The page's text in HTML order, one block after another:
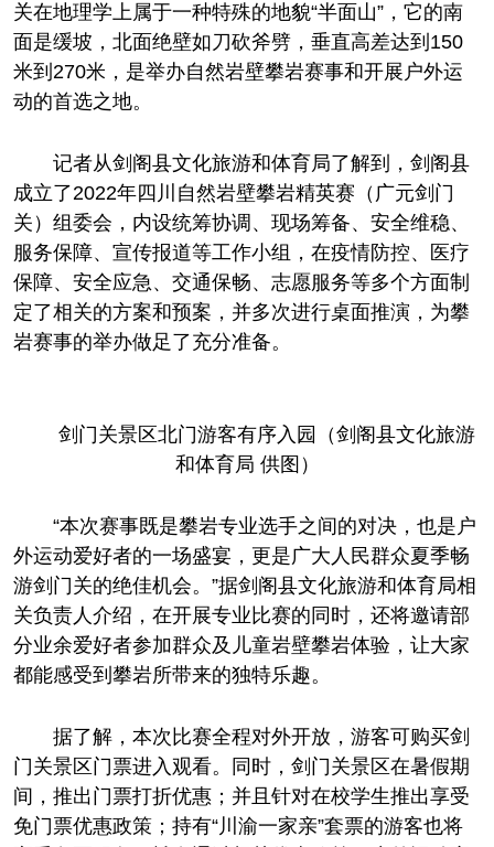
关在地理学上属于一种特殊的地貌“半面山”，它的南
面是缓坡，北面绝壁如刀砍斧劈，垂直高差达到150
米到270米，是举办自然岩壁攀岩赛事和开展户外运
动的首选之地。
记者从剑阁县文化旅游和体育局了解到，剑阁县
成立了2022年四川自然岩壁攀岩精英赛（广元剑门
关）组委会，内设统筹协调、现场筹备、安全维稳、
服务保障、宣传报道等工作小组，在疫情防控、医疗
保障、安全应急、交通保畅、志愿服务等多个方面制
定了相关的方案和预案，并多次进行桌面推演，为攀
岩赛事的举办做足了充分准备。
剑门关景区北门游客有序入园（剑阁县文化旅游
和体育局 供图）
“本次赛事既是攀岩专业选手之间的对决，也是户
外运动爱好者的一场盛宴，更是广大人民群众夏季畅
游剑门关的绝佳机会。”据剑阁县文化旅游和体育局相
关负责人介绍，在开展专业比赛的同时，还将邀请部
分业余爱好者参加群众及儿童岩壁攀岩体验，让大家
都能感受到攀岩所带来的独特乐趣。
据了解，本次比赛全程对外开放，游客可购买剑
门关景区门票进入观看。同时，剑门关景区在暑假期
间，推出门票打折优惠；并且针对在校学生推出享受
免门票优惠政策；持有“川渝一家亲”套票的游客也将